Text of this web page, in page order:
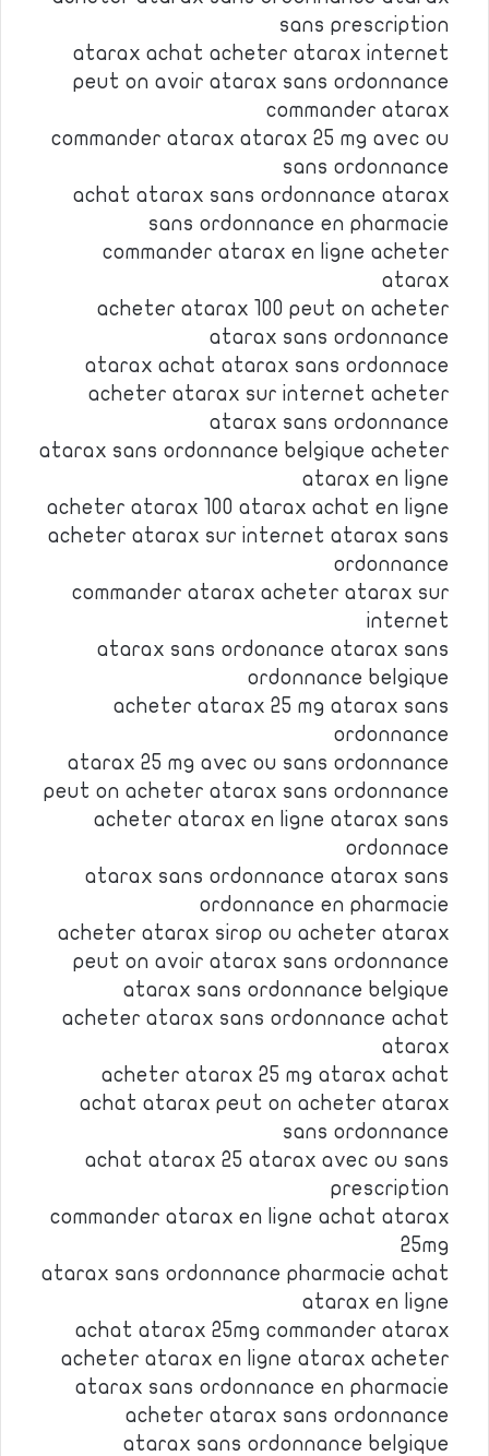
sans prescription
atarax achat acheter atarax internet
peut on avoir atarax sans ordonnance
commander atarax
commander atarax atarax 25 mg avec ou
sans ordonnance
achat atarax sans ordonnance atarax
sans ordonnance en pharmacie
commander atarax en ligne acheter
atarax
acheter atarax 100 peut on acheter
atarax sans ordonnance
atarax achat atarax sans ordonnace
acheter atarax sur internet acheter
atarax sans ordonnance
atarax sans ordonnance belgique acheter
atarax en ligne
acheter atarax 100 atarax achat en ligne
acheter atarax sur internet atarax sans
ordonnance
commander atarax acheter atarax sur
internet
atarax sans ordonance atarax sans
ordonnance belgique
acheter atarax 25 mg atarax sans
ordonnance
atarax 25 mg avec ou sans ordonnance
peut on acheter atarax sans ordonnance
acheter atarax en ligne atarax sans
ordonnace
atarax sans ordonnance atarax sans
ordonnance en pharmacie
acheter atarax sirop ou acheter atarax
peut on avoir atarax sans ordonnance
atarax sans ordonnance belgique
acheter atarax sans ordonnance achat
atarax
acheter atarax 25 mg atarax achat
achat atarax peut on acheter atarax
sans ordonnance
achat atarax 25 atarax avec ou sans
prescription
commander atarax en ligne achat atarax
25mg
atarax sans ordonnance pharmacie achat
atarax en ligne
achat atarax 25mg commander atarax
acheter atarax en ligne atarax acheter
atarax sans ordonnance en pharmacie
acheter atarax sans ordonnance
atarax sans ordonnance belgique